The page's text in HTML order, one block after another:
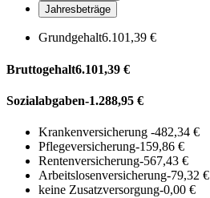
Jahresbeträge
Grundgehalt6.101,39 €
Bruttogehalt6.101,39 €
Sozialabgaben-1.288,95 €
Krankenversicherung -482,34 €
Pflegeversicherung-159,86 €
Rentenversicherung-567,43 €
Arbeitslosenversicherung-79,32 €
keine Zusatzversorgung-0,00 €